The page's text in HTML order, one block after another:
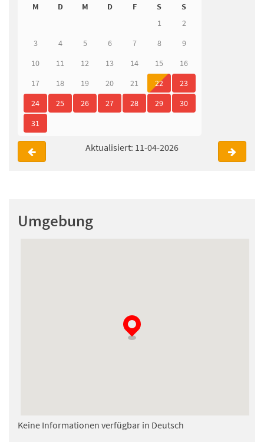
M
D M D F S
S
1
2
3
4 5 6 7 8
9
10
11 12 13 14 15
16
17
18 19 20 21 22
23
24
25 26 27 28 29
30
31
Aktualisiert: 11-04-2026
Umgebung
Keine Informationen verfügbar in Deutsch